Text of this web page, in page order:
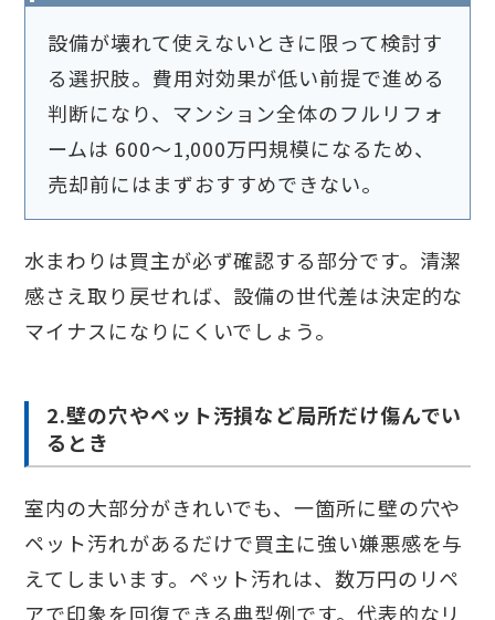
設備が壊れて使えないときに限って検討す
る選択肢。費用対効果が低い前提で進める
判断になり、マンション全体のフルリフォ
ームは 600〜1,000万円規模になるため、
売却前にはまずおすすめできない。
水まわりは買主が必ず確認する部分です。清潔
感さえ取り戻せれば、設備の世代差は決定的な
マイナスになりにくいでしょう。
2.壁の穴やペット汚損など局所だけ傷んでい
るとき
室内の大部分がきれいでも、一箇所に壁の穴や
ペット汚れがあるだけで買主に強い嫌悪感を与
えてしまいます。ペット汚れは、数万円のリペ
アで印象を回復できる典型例です。代表的なリ